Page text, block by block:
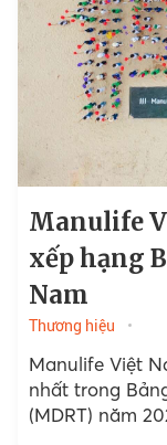
Manulife
xếp hạng
Nam
Thương hiệu
Manulife Việt
nhất trong
(MDRT) năm